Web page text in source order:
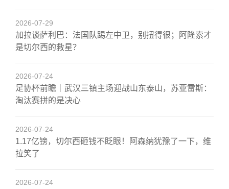
2026-07-29
加拉谈萨利巴：法国队踢左中卫，别扭得很；阿隆索才
是切尔西的救星？
2026-07-24
足协杯前瞻｜武汉三镇主场迎战山东泰山，苏亚雷斯：
淘汰赛拼的是决心
2026-07-24
1.17亿镑，切尔西砸钱不眨眼！阿森纳犹豫了一下，维
拉笑了
2026-07-24